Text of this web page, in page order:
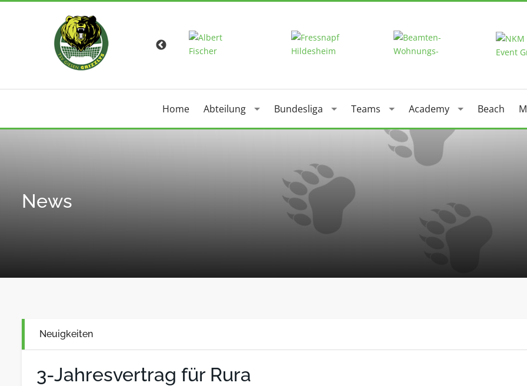
Home Abteilung Bundesliga Teams Academy Beach
News
Neuigkeiten
3-Jahresvertrag für Rura